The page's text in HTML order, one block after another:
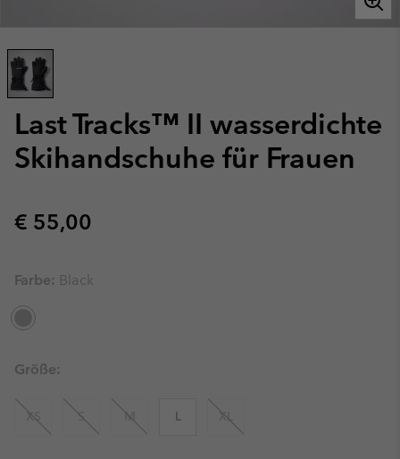
Last Tracks™ II wasserdichte
Skihandschuhe für Frauen
Regular price:
€ 55,00
Farbe: Black
Größe:
XS S M L XL